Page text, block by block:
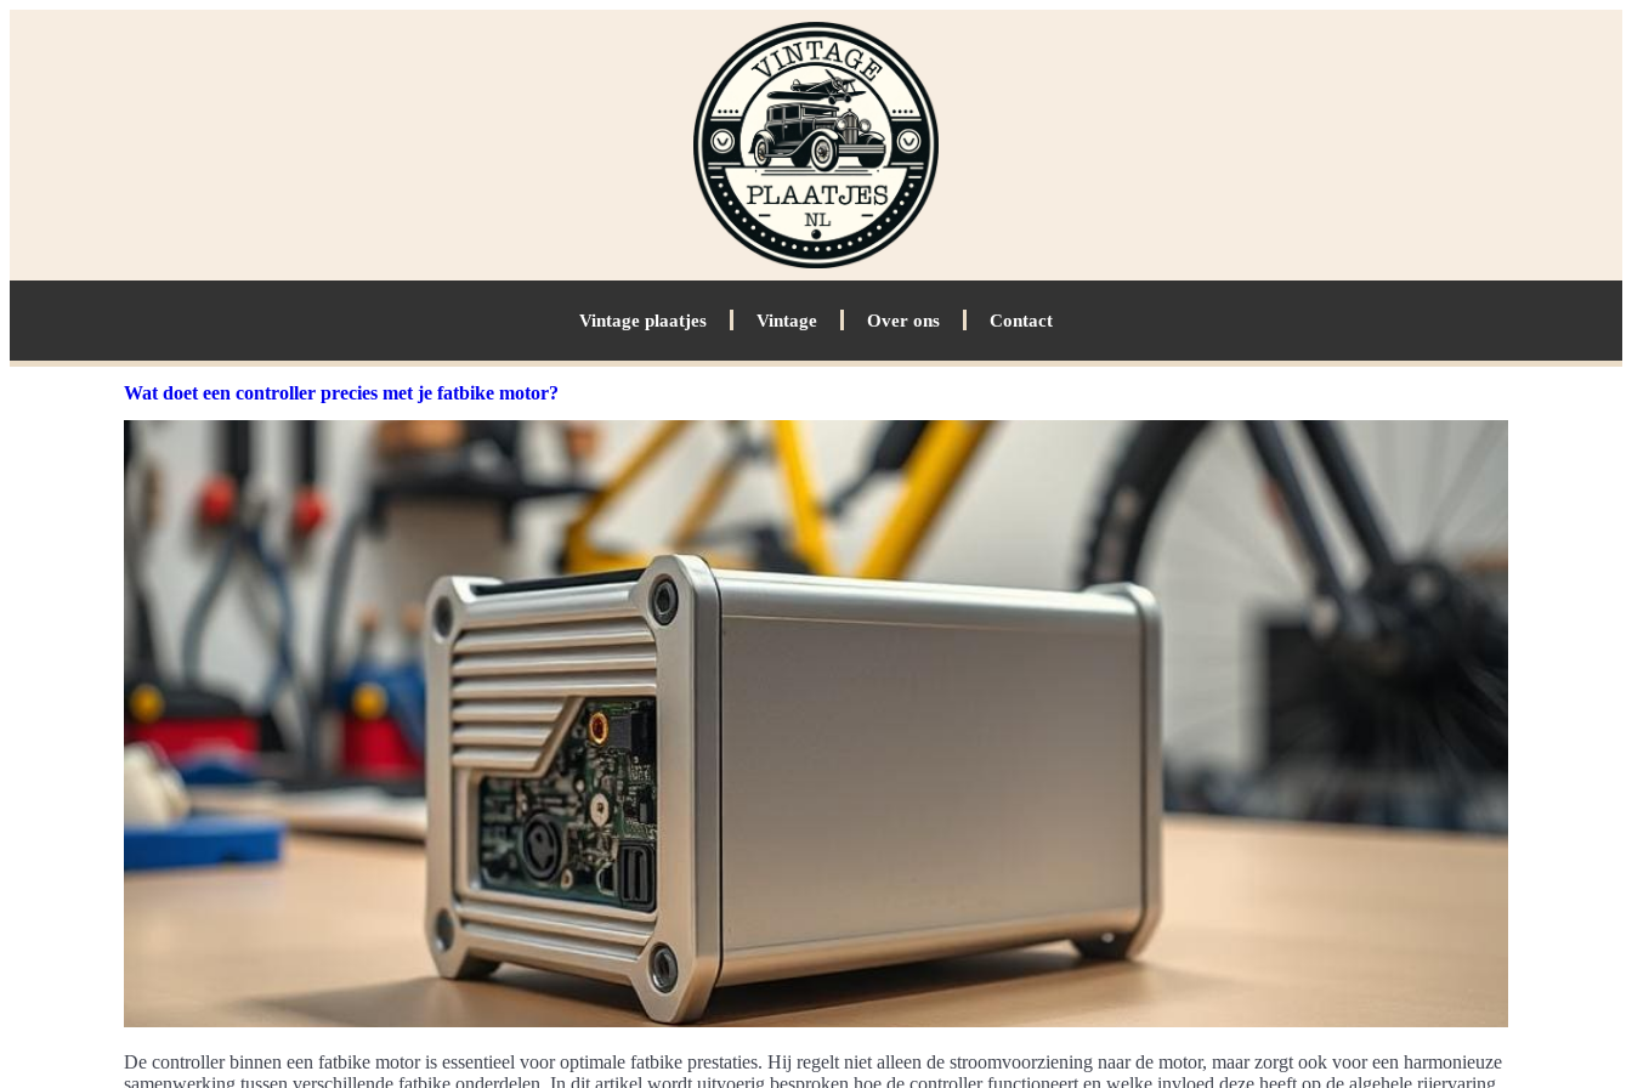
Vintage plaatjes Vintage Over ons Contact
Wat doet een controller precies met je fatbike motor?
De controller binnen een fatbike motor is essentieel voor optimale fatbike prestaties. Hij regelt niet alleen de stroomvoorziening naar de motor, maar zorgt ook voor een harmonieuze